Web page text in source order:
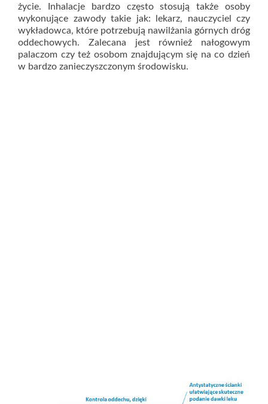
życie. Inhalacje bardzo często stosują także osoby
wykonujące zawody takie jak: lekarz, nauczyciel czy
wykładowca, które potrzebują nawilżania górnych dróg
oddechowych. Zalecana jest również nałogowym
palaczom czy też osobom znajdującym się na co dzień
w bardzo zanieczyszczonym środowisku.